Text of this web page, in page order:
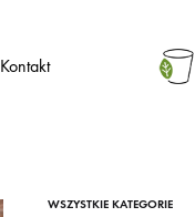
Kontakt
WSZYSTKIE KATEGORIE